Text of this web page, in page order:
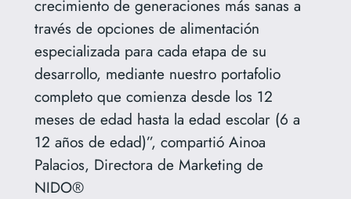
crecimiento de generaciones más sanas a
través de opciones de alimentación
especializada para cada etapa de su
desarrollo, mediante nuestro portafolio
completo que comienza desde los 12
meses de edad hasta la edad escolar (6 a
12 años de edad)”, compartió Ainoa
Palacios, Directora de Marketing de
NIDO®